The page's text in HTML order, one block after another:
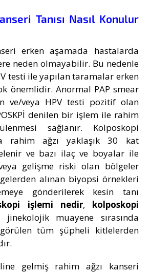
Tanısı Nasıl Konulur
erken aşamada hastalarda
neden olmayabilir. Bu nedenle
testi ile yapılan taramalar erken
önemlidir. Anormal PAP smear
ve/veya HPV testi pozitif olan
denilen bir işlem ile rahim
sağlanır. Kolposkopi
rahim ağzı yaklaşık 30 kat
ve bazı ilaç ve boyalar ile
gelişme riski olan bölgeler
alınan biyopsi örnekleri
gönderilerek kesin tanı
işlemi nedir, kolposkopi
jinekolojik muayene sırasında
tüm şüpheli kitlelerden
gelmiş rahim ağzı kanseri